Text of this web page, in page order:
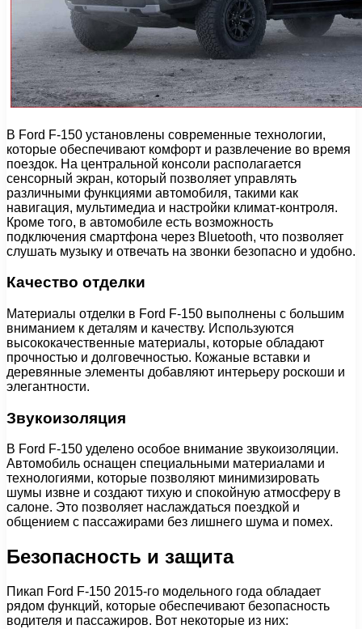
В Ford F-150 установлены современные технологии,
которые обеспечивают комфорт и развлечение во время
поездок. На центральной консоли располагается
сенсорный экран, который позволяет управлять
различными функциями автомобиля, такими как
навигация, мультимедиа и настройки климат-контроля.
Кроме того, в автомобиле есть возможность
подключения смартфона через Bluetooth, что позволяет
слушать музыку и отвечать на звонки безопасно и удобно.
Качество отделки
Материалы отделки в Ford F-150 выполнены с большим
вниманием к деталям и качеству. Используются
высококачественные материалы, которые обладают
прочностью и долговечностью. Кожаные вставки и
деревянные элементы добавляют интерьеру роскоши и
элегантности.
Звукоизоляция
В Ford F-150 уделено особое внимание звукоизоляции.
Автомобиль оснащен специальными материалами и
технологиями, которые позволяют минимизировать
шумы извне и создают тихую и спокойную атмосферу в
салоне. Это позволяет наслаждаться поездкой и
общением с пассажирами без лишнего шума и помех.
Безопасность и защита
Пикап Ford F-150 2015-го модельного года обладает
рядом функций, которые обеспечивают безопасность
водителя и пассажиров. Вот некоторые из них: